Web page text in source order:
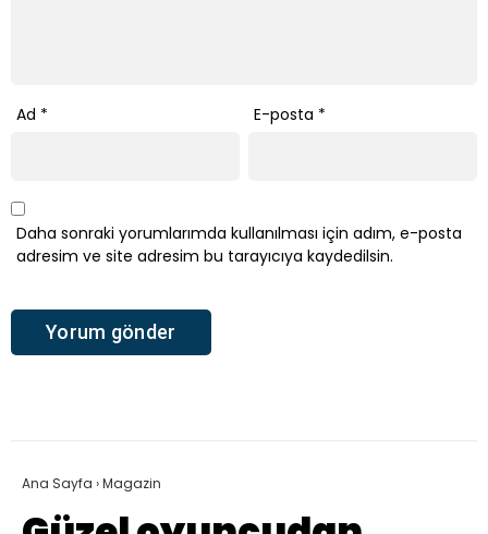
Ad * E-posta *
Daha sonraki yorumlarımda kullanılması için adım, e-posta
adresim ve site adresim bu tarayıcıya kaydedilsin.
Ana Sayfa ›Magazin